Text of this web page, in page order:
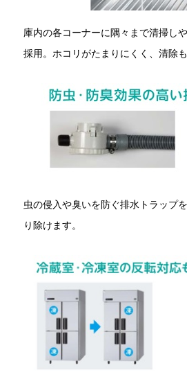
庫内の各コーナーに隅々まで清掃し
採用。ホコリがたまりにくく、清除
虫の侵入や臭いを防ぐ排水トラップ
り除けます。